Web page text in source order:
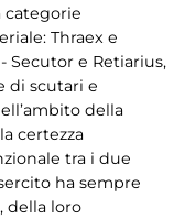
categorie
Thraex e
e Retiarius,
di scutari e
della
certezza
tra i due
ha sempre
della loro